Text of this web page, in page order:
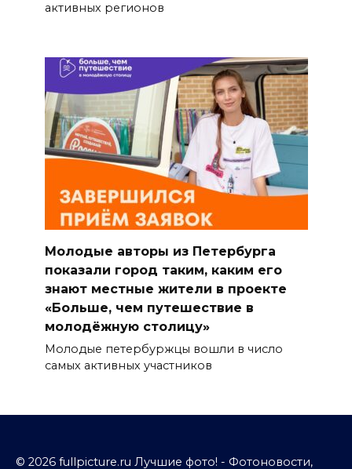
активных регионов
Молодые авторы из Петербурга
показали город таким, каким его
знают местные жители в проекте
«Больше, чем путешествие в
молодёжную столицу»
Молодые петербуржцы вошли в число
самых активных участников
© 2026 fullpicture.ru Лучшие фото! - Фотоновости,